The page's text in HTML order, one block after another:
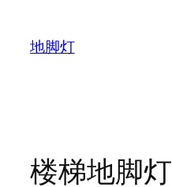
地脚灯
楼梯地脚灯